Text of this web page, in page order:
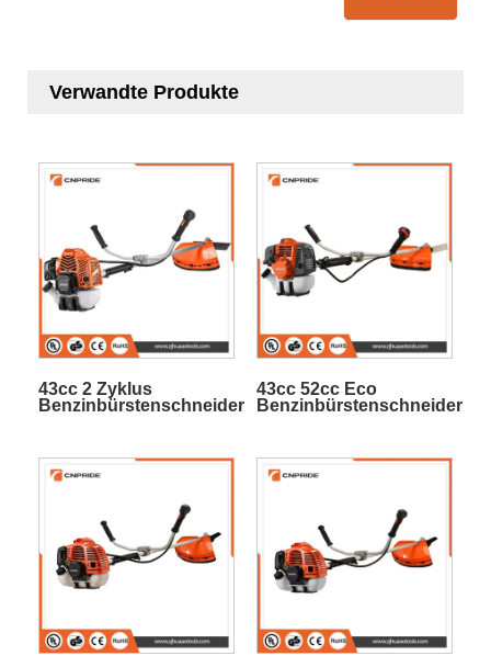
Verwandte Produkte
43cc 2 Zyklus
Benzinbürstenschneider
43cc 52cc Eco
Benzinbürstenschneider